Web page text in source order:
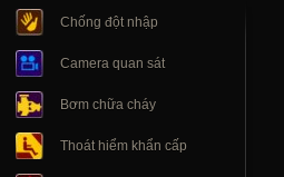
Chống đột nhập
Camera quan sát
Bơm chữa cháy
Thoát hiểm khẩn cấp